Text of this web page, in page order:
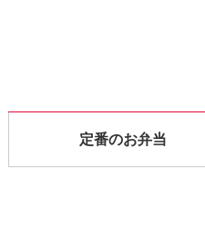
定番のお弁当